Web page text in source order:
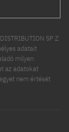
SP Z
adatait
milyen
az adatokat
nem értését